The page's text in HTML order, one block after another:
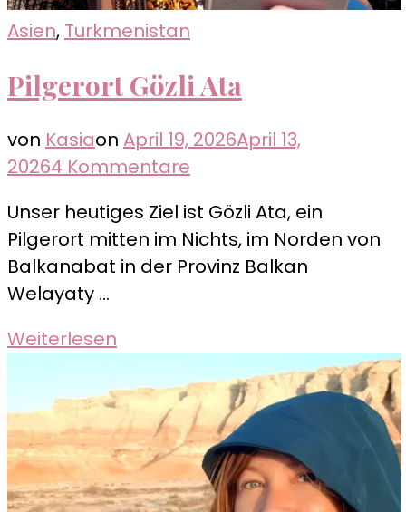
Asien, Turkmenistan
Pilgerort Gözli Ata
von Kasiaon April 19, 2026April 13,
20264 Kommentare
Gözli
Ata
Unser heutiges Ziel ist Gözli Ata, ein
Pilgerort mitten im Nichts, im Norden von
Balkanabat in der Provinz Balkan
Welayaty …
Weiterlesen